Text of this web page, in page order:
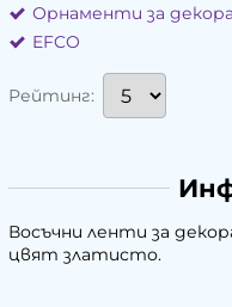
Орнаменти за
EFCO
Рейтинг:
Восъчни ленти за
цвят златисто.